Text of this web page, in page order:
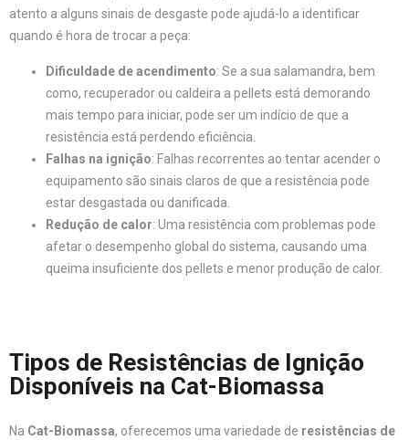
atento a alguns sinais de desgaste pode ajudá-lo a identificar
quando é hora de trocar a peça:
Dificuldade de acendimento: Se a sua salamandra, bem
como, recuperador ou caldeira a pellets está demorando
mais tempo para iniciar, pode ser um indício de que a
resistência está perdendo eficiência.
Falhas na ignição: Falhas recorrentes ao tentar acender o
equipamento são sinais claros de que a resistência pode
estar desgastada ou danificada.
Redução de calor: Uma resistência com problemas pode
afetar o desempenho global do sistema, causando uma
queima insuficiente dos pellets e menor produção de calor.
Tipos de Resistências de Ignição
Disponíveis na Cat-Biomassa
Na Cat-Biomassa, oferecemos uma variedade de resistências de